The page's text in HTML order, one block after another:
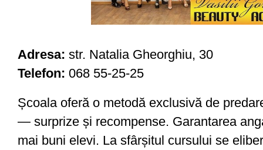
Adresa: str. Natalia Gheorghiu, 30
Telefon: 068 55-25-25
Școala oferă o metodă exclusivă de
— surprize și recompense. Garantarea
mai buni elevi. La sfârșitul cursului se